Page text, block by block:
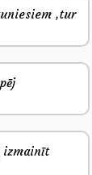
,tur
izmainīt